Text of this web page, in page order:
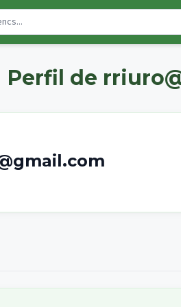
Perfil de